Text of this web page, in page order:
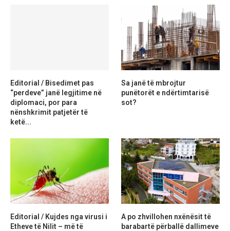
Editorial / Bisedimet pas
“perdeve” janë legjitime në
diplomaci, por para
nënshkrimit patjetër të
ketë...
Sa janë të mbrojtur
punëtorët e ndërtimtarisë
sot?
Editorial / Kujdes nga virusi i
Etheve të Nilit – më të
A po zhvillohen nxënësit të
barabartë përballë dallimeve